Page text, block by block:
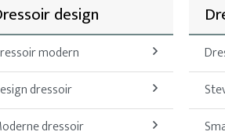
design
modern
dressoir
dressoir